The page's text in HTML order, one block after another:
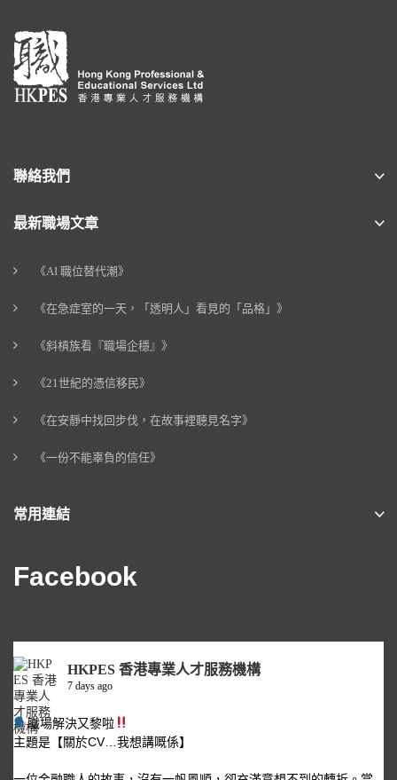
聯絡我們
最新職場文章
《AI 職位替代潮》
《在急症室的一天，「透明人」看見的「品格」》
《斜槓族看『職場企穩』》
《21世紀的憑信移民》
《在安靜中找回步伐，在故事裡聽見名字》
《一份不能辜負的信任》
常用連結
Facebook
HKPES 香港專業人才服務機構
7 days ago
職場解決又黎啦
主題是【關於CV…我想講嘅係】